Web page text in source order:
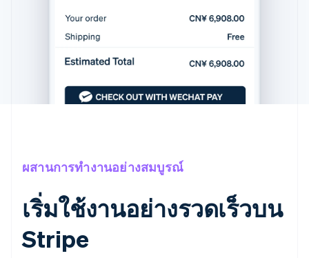
ผสานการทำงานอย่างสมบูรณ์
เริ่มใช้งานอย่างรวดเร็วบน
Stripe